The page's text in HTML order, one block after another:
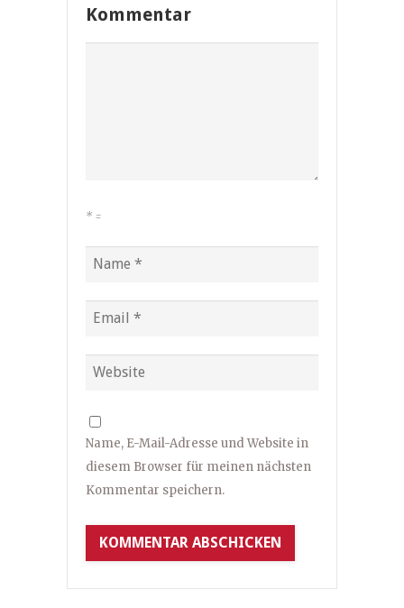
Kommentar
* =
Name, E-Mail-Adresse und Website in
diesem Browser für meinen nächsten
Kommentar speichern.